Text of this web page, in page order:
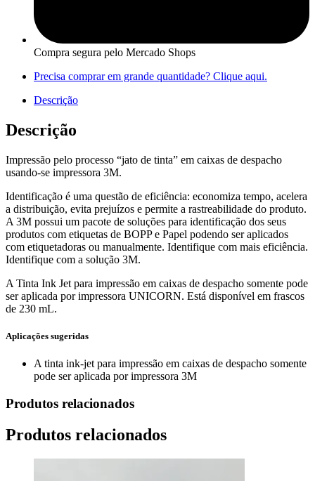
Compra segura pelo Mercado Shops
Precisa comprar em grande quantidade? Clique aqui.
Descrição
Descrição
Impressão pelo processo “jato de tinta” em caixas de despacho
usando-se impressora 3M.
Identificação é uma questão de eficiência: economiza tempo, acelera
a distribuição, evita prejuízos e permite a rastreabilidade do produto.
A 3M possui um pacote de soluções para identificação dos seus
produtos com etiquetas de BOPP e Papel podendo ser aplicados
com etiquetadoras ou manualmente. Identifique com mais eficiência.
Identifique com a solução 3M.
A Tinta Ink Jet para impressão em caixas de despacho somente pode
ser aplicada por impressora UNICORN. Está disponível em frascos
de 230 mL.
Aplicações sugeridas
A tinta ink-jet para impressão em caixas de despacho somente
pode ser aplicada por impressora 3M
Produtos relacionados
Produtos relacionados